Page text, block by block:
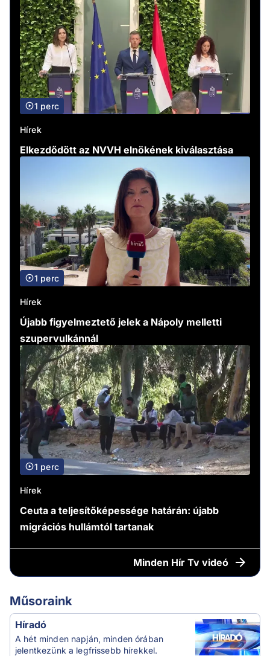
1 perc
Hírek
Elkezdődött az NVVH elnökének kiválasztása
1 perc
Hírek
Újabb figyelmeztető jelek a Nápoly melletti
szupervulkánnál
1 perc
Hírek
Ceuta a teljesítőképessége határán: újabb
migrációs hullámtól tartanak
Minden Hír Tv videó
Műsoraink
Híradó
A hét minden napján, minden órában
jelentkezünk a legfrissebb hírekkel.